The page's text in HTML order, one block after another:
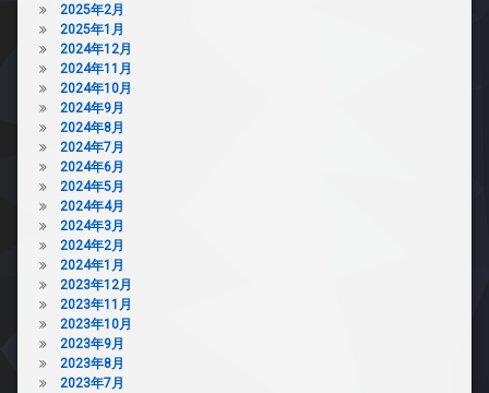
2025年2月
2025年1月
2024年12月
2024年11月
2024年10月
2024年9月
2024年8月
2024年7月
2024年6月
2024年5月
2024年4月
2024年3月
2024年2月
2024年1月
2023年12月
2023年11月
2023年10月
2023年9月
2023年8月
2023年7月